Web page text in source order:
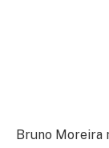
Bruno Moreira